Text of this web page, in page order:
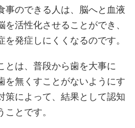
事のできる人は、脳へと血液
を活性化させることができ、
発症しにくくなるのです。
とは、普段から歯を大事に
を無くすことがないようにす
策によって、結果として認知
とです。